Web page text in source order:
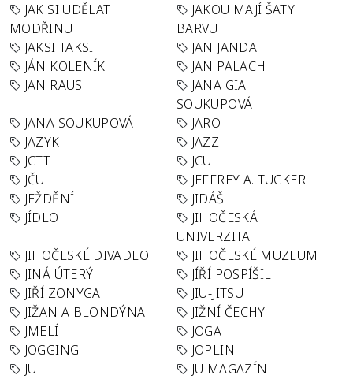
JAK SI UDĚLAT
MODŘINU
JAKOU MAJÍ ŠATY
BARVU
JAKSI TAKSI
JAN JANDA
JÁN KOLENÍK
JAN PALACH
JAN RAUS
JANA GIA
SOUKUPOVÁ
JANA SOUKUPOVÁ
JARO
JAZYK
JAZZ
JCTT
JCU
JČU
JEFFREY A. TUCKER
JEŽDĚNÍ
JIDÁŠ
JÍDLO
JIHOČESKÁ
UNIVERZITA
JIHOČESKÉ DIVADLO
JIHOČESKÉ MUZEUM
JINÁ ÚTERÝ
JÍŘÍ POSPÍŠIL
JIŘÍ ZONYGA
JIU-JITSU
JIŽAN A BLONDÝNA
JIŽNÍ ČECHY
JMELÍ
JOGA
JOGGING
JOPLIN
JU
JU MAGAZÍN